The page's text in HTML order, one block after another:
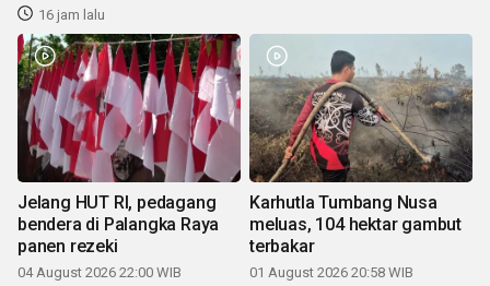
16 jam lalu
Jelang HUT RI, pedagang
bendera di Palangka Raya
panen rezeki
04 August 2026 22:00 WIB
Karhutla Tumbang Nusa
meluas, 104 hektar gambut
terbakar
01 August 2026 20:58 WIB